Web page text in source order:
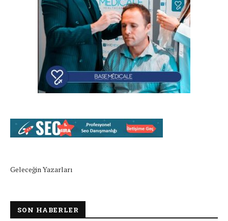
Geleceğin Yazarları
SON HABERLER